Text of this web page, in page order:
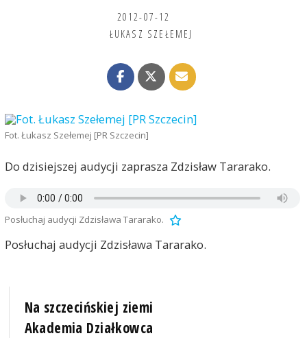
2012-07-12
ŁUKASZ SZEŁEMEJ
Fot. Łukasz Szełemej [PR Szczecin]
Do dzisiejszej audycji zaprasza Zdzisław Tararako.
Posłuchaj audycji Zdzisława Tararako.
Posłuchaj audycji Zdzisława Tararako.
Na szczecińskiej ziemi
Akademia Działkowca